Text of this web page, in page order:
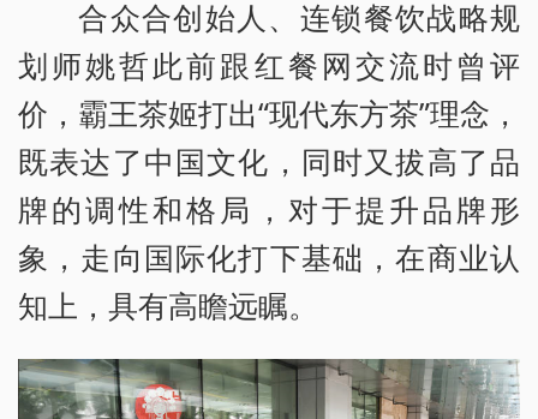
合众合创始人、连锁餐饮战略规
划师姚哲此前跟红餐网交流时曾评
价，霸王茶姬打出“现代东方茶”理念，
既表达了中国文化，同时又拔高了品
牌的调性和格局，对于提升品牌形
象，走向国际化打下基础，在商业认
知上，具有高瞻远瞩。